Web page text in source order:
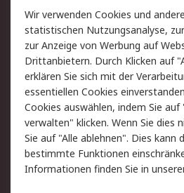
Rücksendungen
Hilfe
Rechtliches
AGB
Cookie-Richtlinie
Copyright/Impressum
Über RS
Wir verwenden Cookies und
statistischen Nutzungsanalyse,
zur Anzeige von Werbung auf
Drittanbietern. Durch Klicken auf
erklären Sie sich mit der
essentiellen Cookies
Cookies auswählen, indem Sie
verwalten" klicken. Wenn Sie dies
Sie auf "Alle ablehnen". Dies kann
bestimmte Funktionen
Informationen finden Sie in